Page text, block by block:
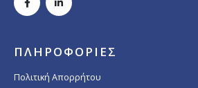
ΠΛΗΡΟΦΟΡΙΕΣ
Πολιτική Απορρήτου